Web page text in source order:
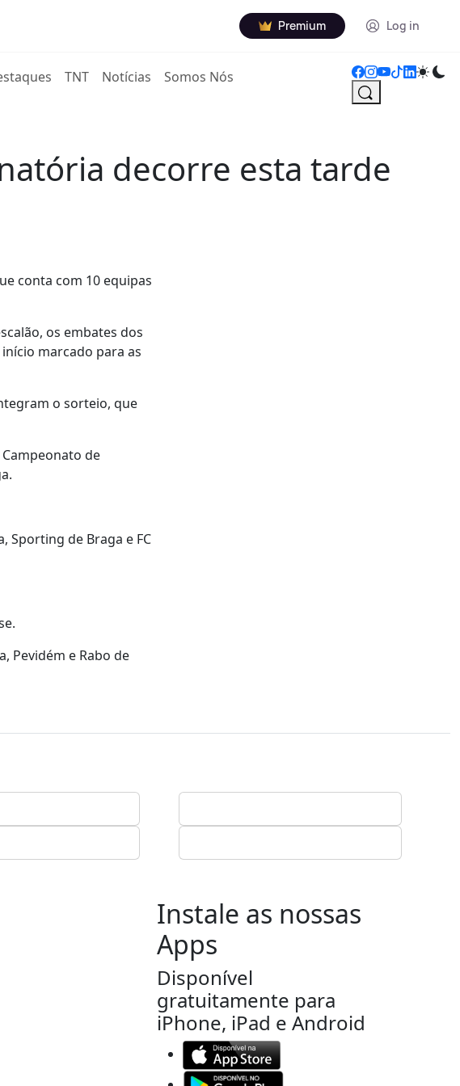
Premium Log in
TNT Notícias Somos Nós
decorre esta tarde
conta com 10 equipas
os embates dos
marcado para as
o sorteio, que
de
Sporting de Braga e FC
Pevidém e Rabo de
Instale as nossas
Apps
Disponível
gratuitamente para
iPhone, iPad e Android